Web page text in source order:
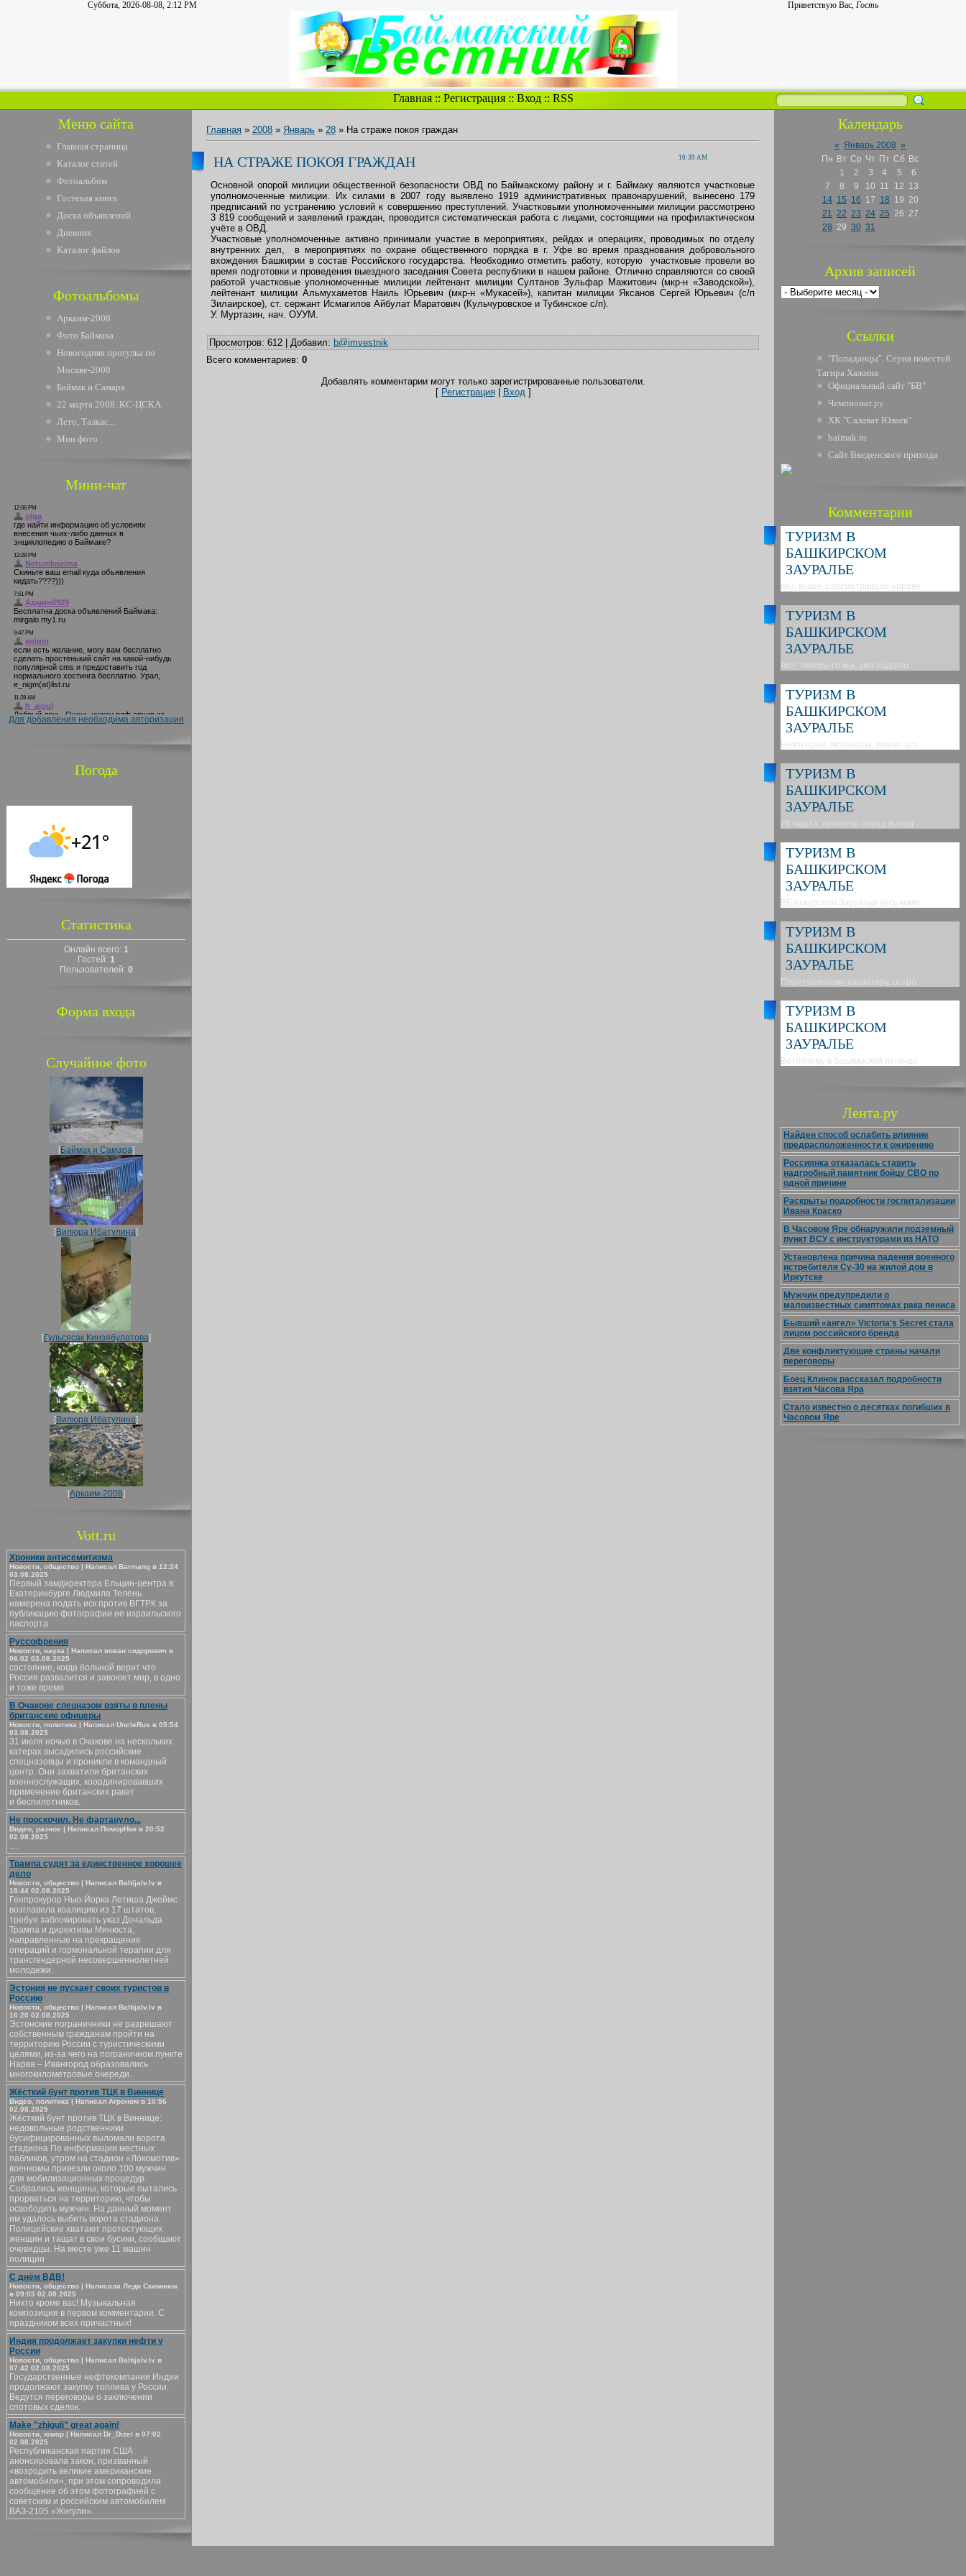
Суббота, 2026-08-08, 2:12 PM Приветствую Вас, Гость
Главная:: Регистрация:: Вход:: RSS
Меню сайта
Главная страница
Каталог статей
Фотоальбом
Гостевая книга
Доска объявлений
Дневник
Каталог файлов
Фотоальбомы
Аркаим-2008
Фото Баймака
Новогодняя прогулка по
Москве-2008
Баймак и Самара
22 марта 2008. КС-ЦСКА
Лето, Талкас...
Мои фото
Мини-чат
Для добавления необходима авторизация
Погода
Статистика
Онлайн всего: 1
Гостей: 1
Пользователей: 0
Форма входа
Случайное фото
[Баймак и Самара]
[Вилюра Ибатулина]
[Гульсясак Кинзябулатова]
[Вилюра Ибатулина]
[Аркаим-2008]
Vott.ru
Хроники антисемитизма
Новости, общество | Написал Barmang в 12:24
03.08.2025
Первый замдиректора Ельцин-центра в
Екатеринбурге Людмила Телень
намерена подать иск против ВГТРК за
публикацию фотографии ее израильского
паспорта
Руссофрения
Новости, наука | Написал вован сидорович в
06:02 03.08.2025
состояние, когда больной верит что
Россия развалится и завоюет мир, в одно
и тоже время
В Очакове спецназом взяты в плены
британские офицеры
Новости, политика | Написал UncleRus в 05:54
03.08.2025
31 июля ночью в Очакове на нескольких
катерах высадились российские
спецназовцы и проникли в командный
центр. Они захватили британских
военнослужащих, координировавших
применение британских ракет
и беспилотников.
Не проскочил. Не фартануло...
Видео, разное | Написал ПоморНик в 20:52
02.08.2025
....
Трампа судят за единственное хорошее
дело
Новости, общество | Написал Baltijalv.lv в
18:44 02.08.2025
Генпрокурор Нью-Йорка Летиша Джеймс
возглавила коалицию из 17 штатов,
требуя заблокировать указ Дональда
Трампа и директивы Минюста,
направленные на прекращение
операций и гормональной терапии для
трансгендерной несовершеннолетней
молодежи.
Эстония не пускает своих туристов в
Россию
Новости, общество | Написал Baltijalv.lv в
16:20 02.08.2025
Эстонские пограничники не разрешают
собственным гражданам пройти на
территорию России с туристическими
целями, из-за чего на пограничном пункте
Нарва – Ивангород образовались
многокилометровые очереди.
Жёсткий бунт против ТЦК в Виннице
Видео, политика | Написал Агроном в 10:56
02.08.2025
Жёсткий бунт против ТЦК в Виннице:
недовольные родственники
бусифицированных выломали ворота
стадиона По информации местных
пабликов, утром на стадион «Локомотив»
военкомы привезли около 100 мужчин
для мобилизационных процедур.
Собрались женщины, которые пытались
прорваться на территорию, чтобы
освободить мужчин. На данный момент
им удалось выбить ворота стадиона.
Полицейские хватают протестующих
женщин и тащат в свои бусики, сообщают
очевидцы. На месте уже 11 машин
полиции
С днём ВДВ!
Новости, общество | Написала Леди Скиминок
в 09:05 02.08.2025
Никто кроме вас! Музыкальная
композиция в первом комментарии. С
праздником всех причастных!
Индия продолжает закупки нефти у
России
Новости, общество | Написал Baltijalv.lv в
07:42 02.08.2025
Государственные нефтекомпании Индии
продолжают закупку топлива у России.
Ведутся переговоры о заключении
спотовых сделок.
Make "zhiguli" great again!
Новости, юмор | Написал Dr_Dizel в 07:02
02.08.2025
Республиканская партия США
анонсировала закон, призванный
«возродить великие американские
автомобили», при этом сопроводила
сообщение об этом фотографией с
советским и российским автомобилем
ВАЗ-2105 «Жигули».
Главная » 2008 » Январь » 28 » На страже покоя граждан
10:39 AM
НА СТРАЖЕ ПОКОЯ ГРАЖДАН
Основной опорой милиции общественной безопасности ОВД по Баймакскому району и г. Баймаку являются участковые
уполномоченные милиции. Их силами в 2007 году выявлено 1919 административных правонарушений, вынесено 179
предписаний по устранению условий к совершению преступлений. Участковыми уполномоченными милиции рассмотрено
3 819 сообщений и заявлений граждан, проводится систематическая работа с лицами, состоящими на профилактическом
учёте в ОВД.
Участковые уполномоченные активно принимали участие в мероприятиях, рейдах и операциях, проводимых по отделу
внутренних дел, в мероприятиях по охране общественного порядка в г. Уфе во время празднования добровольного
вхождения Башкирии в состав Российского государства. Необходимо отметить работу, которую участковые провели во
время подготовки и проведения выездного заседания Совета республики в нашем районе. Отлично справляются со своей
работой участковые уполномоченные милиции лейтенант милиции Султанов Зульфар Мажитович (мкр-н «Заводской»),
лейтенант милиции Альмухаметов Наиль Юрьевич (мкр-н «Мукасей»), капитан милиции Яксанов Сергей Юрьевич (с/п
Зилаирское), ст. сержант Исмагилов Айбулат Маратович (Кульчуровское и Тубинское с/п).
У. Муртазин, нач. ОУУМ.
Просмотров: 612 | Добавил: b@imvestnik
Всего комментариев: 0
Добавлять комментарии могут только зарегистрированные пользователи.
[ Регистрация| Вход]
Календарь
« Январь 2008 »
Пн Вт Ср Чт Пт Сб Вс
1
2 3 4 5
6
7
8 9 10 11 12 13
14 15 16 17 18 19 20
21 22 23 24 25 26 27
28 29 30 31
Архив записей
Ссылки
"Попаданцы". Серия повестей
Тагира Хажина
Официальный сайт "БВ"
Чемпионат.ру
ХК "Салават Юлаев"
baimak.ru
Сайт Введенского прихода
Комментарии
ТУРИЗМ В
БАШКИРСКОМ
ЗАУРАЛЬЕ
Мы, выше, рассматривали «праве
ТУРИЗМ В
БАШКИРСКОМ
ЗАУРАЛЬЕ
Вот, теперь-то мы, уже подгото
ТУРИЗМ В
БАШКИРСКОМ
ЗАУРАЛЬЕ
Некоторые экспонаты, имеют аст
ТУРИЗМ В
БАШКИРСКОМ
ЗАУРАЛЬЕ
26 марта, вечером, перед выход
ТУРИЗМ В
БАШКИРСКОМ
ЗАУРАЛЬЕ
ВБашкирском Зауралье весь комп
ТУРИЗМ В
БАШКИРСКОМ
ЗАУРАЛЬЕ
Поритуальному характеру, остро
ТУРИЗМ В
БАШКИРСКОМ
ЗАУРАЛЬЕ
Вотпочему в башкирской легенде
Лента.ру
Найден способ ослабить влияние
предрасположенности к ожирению
Россиянка отказалась ставить
надгробный памятник бойцу СВО по
одной причине
Раскрыты подробности госпитализации
Ивана Краско
В Часовом Яре обнаружили подземный
пункт ВСУ с инструкторами из НАТО
Установлена причина падения военного
истребителя Су-30 на жилой дом в
Иркутске
Мужчин предупредили о
малоизвестных симптомах рака пениса
Бывший «ангел» Victoria's Secret стала
лицом российского бренда
Две конфликтующие страны начали
переговоры
Боец Клинок рассказал подробности
взятия Часова Яра
Стало известно о десятках погибших в
Часовом Яре